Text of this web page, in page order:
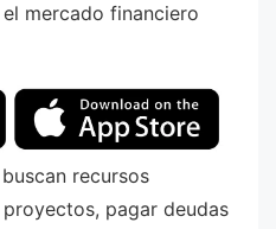
mercado financiero
recursos
pagar deudas